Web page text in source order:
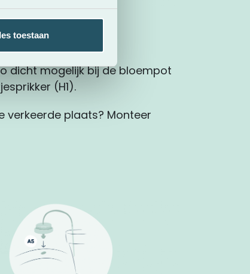
toestaan
dicht mogelijk bij de bloempot
(H1).
verkeerde plaats? Monteer